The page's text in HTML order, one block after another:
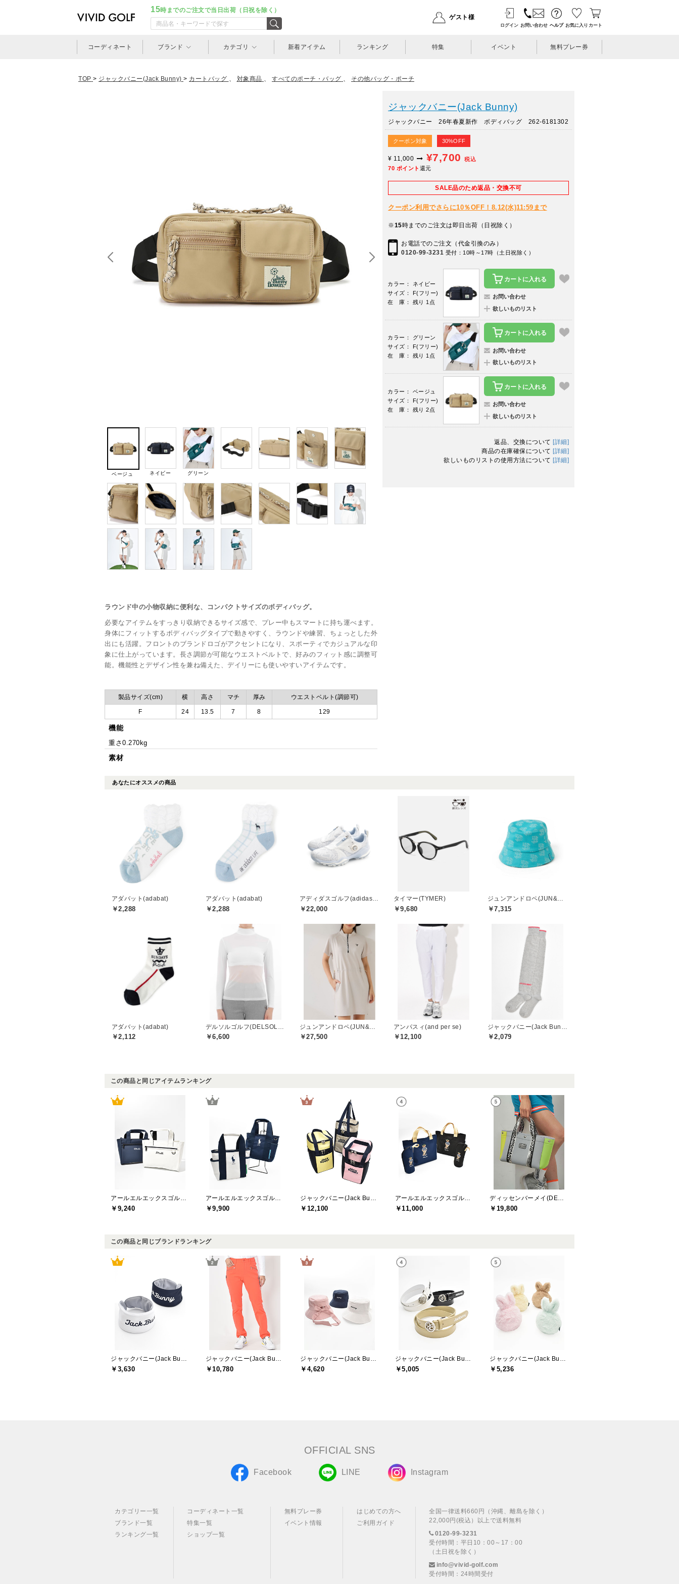
15時までのご注文で当日出荷（日祝を除く）
ゲスト様
ログイン お問い合わせ ヘルプ お気に入り カート
コーディネート ブランド カテゴリ 新着アイテム ランキング 特集 イベント 無料プレー券
TOP > ジャックバニー(Jack Bunny) > カートバッグ 、 対象商品 、 すべてのポーチ・バッグ 、 その他バッグ・ポーチ
ベージュ ネイビー グリーン
ラウンド中の小物収納に便利な、コンパクトサイズのボディバッグ。
必要なアイテムをすっきり収納できるサイズ感で、プレー中もスマートに持ち運べます。
身体にフィットするボディバッグタイプで動きやすく、ラウンドや練習、ちょっとした外
出にも活躍。フロントのブランドロゴがアクセントになり、スポーティでカジュアルな印
象に仕上がっています。長さ調節が可能なウエストベルトで、好みのフィット感に調整可
能。機能性とデザイン性を兼ね備えた、デイリーにも使いやすいアイテムです。
製品サイズ(cm) 横 高さ マチ 厚み ウエストベルト(調節可)
F 24 13.5 7 8 129
機能
重さ0.270kg
素材
ジャックバニー(Jack Bunny)
ジャックバニー 26年春夏新作 ボディバッグ 262-6181302
クーポン対象 30%OFF
¥ 11,000 ¥7,700
税込
70 ポイント 還元
SALE品のため返品・交換不可
クーポン利用でさらに10％OFF！8.12(水)11:59まで
※15時までのご注文は即日出荷（日祝除く）
お電話でのご注文（代金引換のみ）
0120-99-3231 受付：10時～17時（土日祝除く）
カラー： ネイビー
サイズ： F(フリー)
在 庫： 残り 1点
カートに入れる
お問い合わせ
欲しいものリスト
カラー： グリーン
サイズ： F(フリー)
在 庫： 残り 1点
カートに入れる
お問い合わせ
欲しいものリスト
カラー： ベージュ
サイズ： F(フリー)
在 庫： 残り 2点
カートに入れる
お問い合わせ
欲しいものリスト
返品、交換について [詳細]
商品の在庫確保について [詳細]
欲しいものリストの使用方法について [詳細]
あなたにオススメの商品
アダバット(adabat)
￥2,288
アダバット(adabat)
￥2,288 ￥22,000
タイマー(TYMER)
￥9,680 ￥7,315
アダバット(adabat)
￥2,112 ￥6,600 ￥27,500
アンパスィ(and per se)
￥12,100 ￥2,079
この商品と同じアイテムランキング
￥9,240 ￥9,900 ￥12,100 ￥11,000 ￥19,800
この商品と同じブランドランキング
￥3,630 ￥10,780 ￥4,620 ￥5,005 ￥5,236
OFFICIAL SNS
Facebook LINE Instagram
カテゴリー一覧
ブランド一覧
ランキング一覧
コーディネート一覧
特集一覧
ショップ一覧
無料プレー券
イベント情報
はじめての方へ
ご利用ガイド
全国一律送料660円（沖縄、離島を除く）
22,000円(税込）以上で送料無料
0120-99-3231
受付時間：平日10：00～17：00
（土日祝を除く）
info@vivid-golf.com
受付時間：24時間受付